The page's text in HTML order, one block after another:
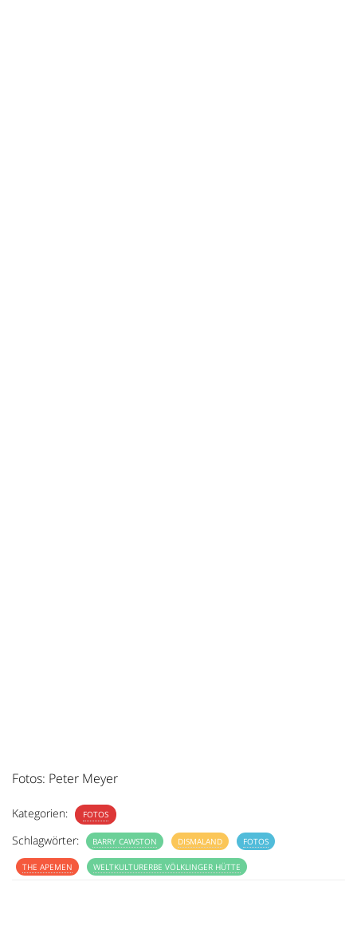
Fotos: Peter Meyer
Kategorien: FOTOS
Schlagwörter: BARRY CAWSTON DISMALAND FOTOS
THE APEMEN WELTKULTURERBE VÖLKLINGER HÜTTE